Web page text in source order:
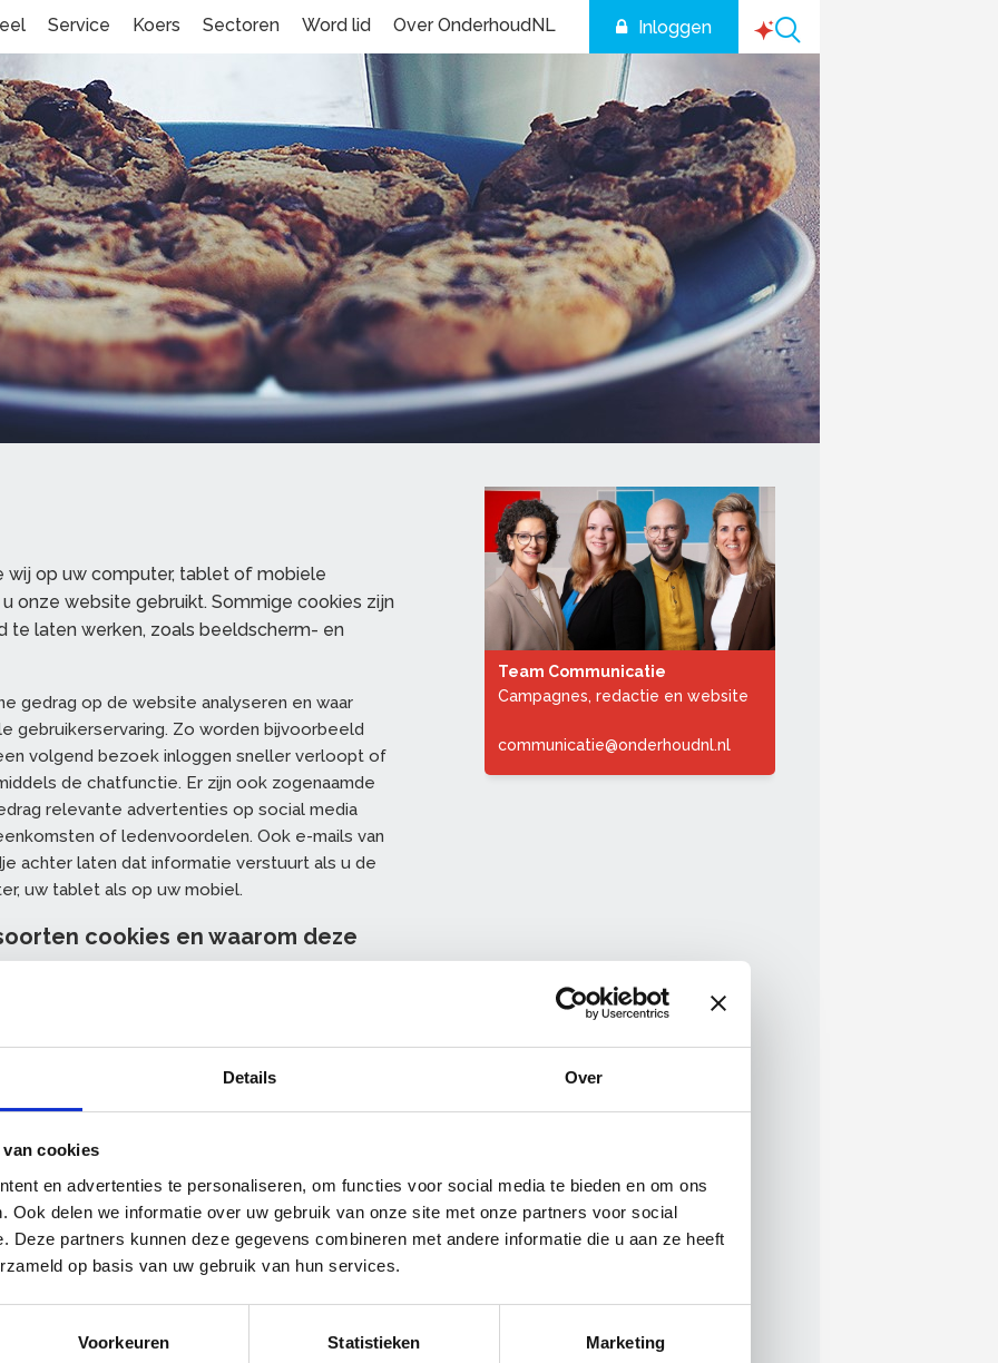
Details Over
cookies
en advertenties te personaliseren, om functies voor social media te bieden en om ons
Ook delen we informatie over uw gebruik van onze site met onze partners voor social
Deze partners kunnen deze gegevens combineren met andere informatie die u aan ze heeft
op basis van uw gebruik van hun services.
Voorkeuren Statistieken Marketing
Inloggen
Service Koers Sectoren Word lid Over OnderhoudNL
wij op uw computer, tablet of mobiele
onze website gebruikt. Sommige cookies zijn
te laten werken, zoals beeldscherm- en
gedrag op de website analyseren en waar
gebruikerservaring. Zo worden bijvoorbeeld
volgend bezoek inloggen sneller verloopt of
de chatfunctie. Er zijn ook zogenaamde
relevante advertenties op social media
of ledenvoordelen. Ook e-mails van
achter laten dat informatie verstuurt als u de
uw tablet als op uw mobiel.
cookies en waarom deze
dat de website goed werkt (zoals inloggen
gebruik te meten en problemen snel op te
en bijvoorbeeld gebruikersnaam op te slaan
via social media wilt kunnen
u de cookie-instellingen weigeren of in u
uitzetten. Het kan dan zijn dat de website
functionaliteiten zoals het downloaden
zijn, omdat dan het inloggen niet meer
Team Communicatie
Campagnes, redactie en website
communicatie@onderhoudnl.nl